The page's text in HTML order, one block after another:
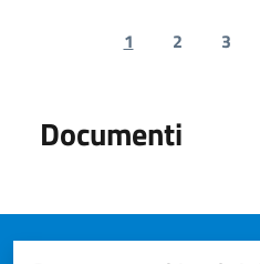
Previous page
1 2 3
Documenti